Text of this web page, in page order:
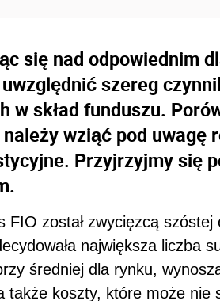
się nad odpowiednim
szereg
w skład funduszu.
wziąć pod
Przyjrzyjmy się
FIO został zwycięzcą szóstej
największa liczba
średniej dla rynku,
także koszty, które może nie